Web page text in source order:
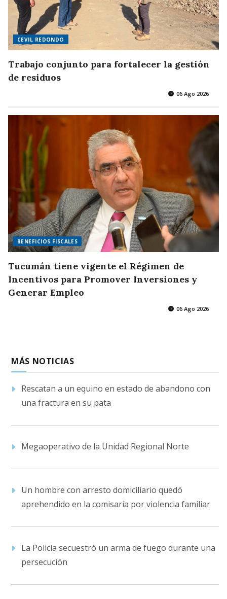
CEVIL REDONDO
Trabajo conjunto para fortalecer la gestión
de residuos
06 Ago 2026
BENEFICIOS FISCALES
Tucumán tiene vigente el Régimen de
Incentivos para Promover Inversiones y
Generar Empleo
06 Ago 2026
MÁS NOTICIAS
Rescatan a un equino en estado de abandono con
una fractura en su pata
Megaoperativo de la Unidad Regional Norte
Un hombre con arresto domiciliario quedó
aprehendido en la comisaría por violencia familiar
La Policía secuestró un arma de fuego durante una
persecución